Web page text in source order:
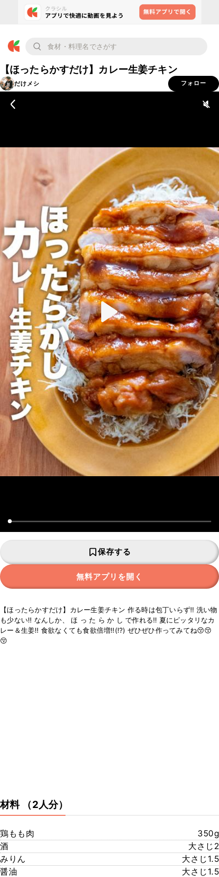
【ほったらかすだけ】カレー生姜チキン
だけメシ フォロー
保存する
無料アプリを開く
【ほったらかすだけ】カレー生姜チキン 作る時は包丁いらず‼️ 洗い物
も少ない‼️ なんしか、 ほ っ た ら か し で作れる‼️ 夏にピッタリなカ
レー＆生姜‼️ 食欲なくても食欲倍増‼️(⁉️) ぜひぜひ作ってみてね😚😚
😚
材料 （2人分）
鶏もも肉
350g
酒
大さじ2
みりん
大さじ1.5
醤油
大さじ1.5